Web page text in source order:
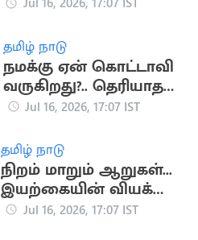
தமிழ் நாடு
நமக்கு ஏன் கொட்டாவி
வருகிறது?.. தெரியாத
சுவாரஸ்ய
Jul 16, 2026, 17:07 IST
தமிழ் நாடு
நிறம் மாறும் ஆறுகள்...
இயற்கையின் வியக்க
வைக்கும்
Jul 16, 2026, 17:07 IST